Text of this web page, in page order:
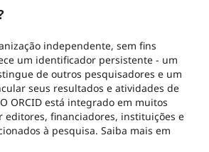
independente, sem fins
um identificador persistente - um
de outros pesquisadores e um
seus resultados e atividades de
ORCID está integrado em muitos
editores, financiadores, instituições e
à pesquisa. Saiba mais em